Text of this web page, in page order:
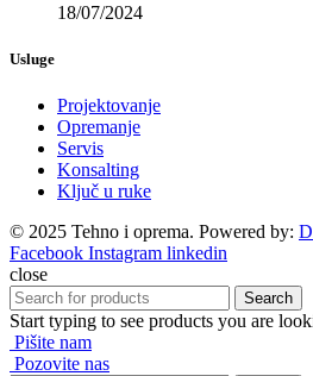
18/07/2024
Usluge
Projektovanje
Opremanje
Servis
Konsalting
Ključ u ruke
© 2025 Tehno i oprema. Powered by:
Facebook Instagram linkedin
close
Search
Start typing to see products you are
Pišite nam
Pozovite nas